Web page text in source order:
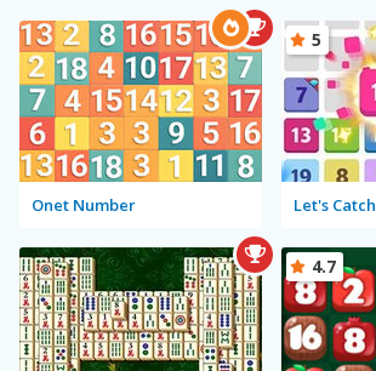
Onet Number Let's Catch
5
4.7